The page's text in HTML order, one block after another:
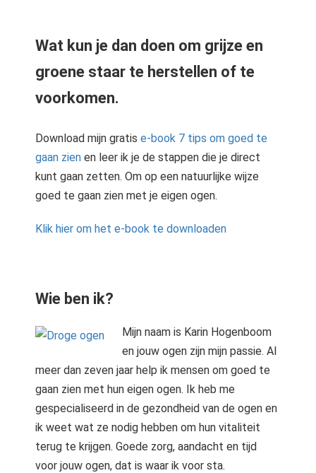
Wat kun je dan doen om grijze en
groene staar te herstellen of te
voorkomen.
Download mijn gratis e-book 7 tips om goed te
gaan zien en leer ik je de stappen die je direct
kunt gaan zetten. Om op een natuurlijke wijze
goed te gaan zien met je eigen ogen.
Klik hier om het e-book te downloaden
Wie ben ik?
Mijn naam is Karin Hogenboom
en jouw ogen zijn mijn passie. Al
meer dan zeven jaar help ik mensen om goed te
gaan zien met hun eigen ogen. Ik heb me
gespecialiseerd in de gezondheid van de ogen en
ik weet wat ze nodig hebben om hun vitaliteit
terug te krijgen. Goede zorg, aandacht en tijd
voor jouw ogen, dat is waar ik voor sta.